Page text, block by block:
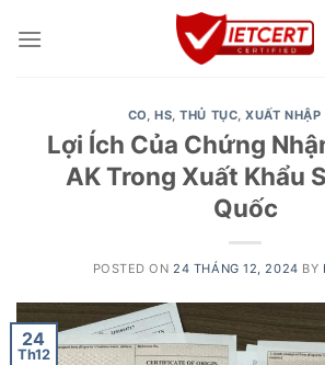
CO,HS,THỦ TỤC,XUẤT NHẬP
Lợi Ích Của Chứng
AK Trong Xuất Khẩu
Quốc
POSTED ON 24 THÁNG 12, 2024 BY
24
Th12